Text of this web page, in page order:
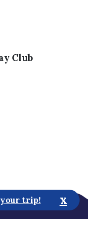
Club
your trip! x